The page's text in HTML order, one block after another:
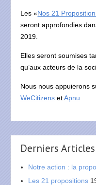
Les «Nos 21
seront approfondies
2019.
Elles seront soumises
qu’aux acteurs de la
Nous nous appuierons
WeCitizens etApnu
Derniers Articles
Notre action : la
Les 21 propositions